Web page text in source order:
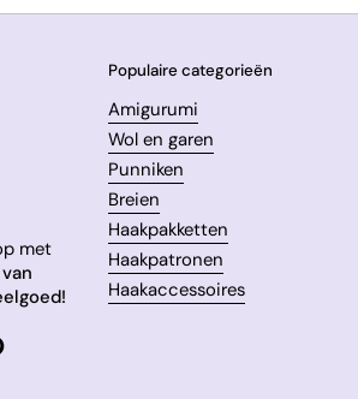
met
Populaire categorieën
Amigurumi
Wol en garen
Punniken
Breien
Haakpakketten
Haakpatronen
Haakaccessoires